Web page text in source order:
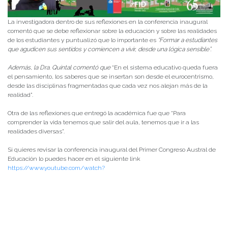
La investigadora dentro de sus reflexiones en la conferencia inaugural
comentó que se debe reflexionar sobre la educación y sobre las realidades
de los estudiantes y puntualizó que lo importante es “Formar a estudiantes
que agudicen sus sentidos y comiencen a vivir, desde una lógica sensible”.
Además, la Dra. Quintal comentó que “En el sistema educativo queda fuera
el pensamiento, los saberes que se insertan son desde el eurocentrismo,
desde las disciplinas fragmentadas que cada vez nos alejan más de la
realidad”.
Otra de las reflexiones que entregó la académica fue que “Para
comprender la vida tenemos que salir del aula, tenemos que ir a las
realidades diversas”.
Si quieres revisar la conferencia inaugural del Primer Congreso Austral de
Educación lo puedes hacer en el siguiente link
https://www.youtube.com/watch?